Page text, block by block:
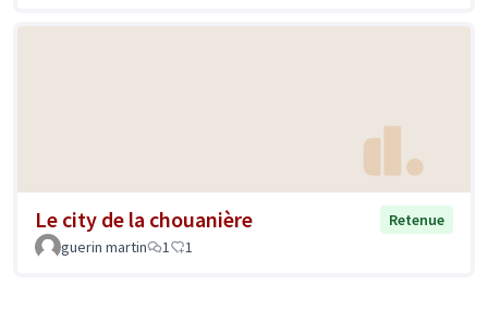
Le city de la chouanière
Retenue
guerin martin
1 1